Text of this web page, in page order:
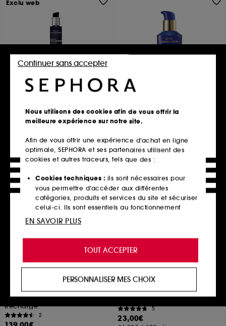
INSTITUT ESTHEDERM
Intensive Hyaluronic Sérum
79,00€
Ajouter au panier
Exclu web
GUERLAIN
Super Aqua
111,75€
223,50€ /100ml
3 contenances disponibles
Ajouter au panier
Future Solution LX Lotion
Illuminatrice Concentrée
Recharge
2
NUXE
Nuxe Sun
Crème Délicieuse Haute Protection SPF30
5
23,00€
Exclu web
Nous utilisons des cookies afin de vous offrir la
meilleure expérience sur notre site.
Afin de vous offrir une expérience d’achat en ligne
optimale, SEPHORA et ses partenaires utilisent des
cookies et autres traceurs, tels que des :
Cookies techniques : ils sont nécessaires pour
vous permettre d’accéder aux différentes
catégories, produits et services du site et sécuriser
celui-ci. Ils sont essentiels au fonctionnement
technique du site et ne peuvent être désactivés.
de vous offrir une expérience enrichie et
personnalisée en vous recommandant des
produits, des services et des contenus qui
proposer des offres promotionnelles adaptées à
votre profil.
Cookies réseaux sociaux et publicité :
utilisés pour vous présenter du contenu susceptible
TOUT ACCEPTER
Continuer sans accepter
PERSONNALISER MES CHOIX
EN SAVOIR PLUS